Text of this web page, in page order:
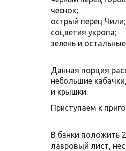
чеснок;
острый перец Чили;
соцветия укропа;
зелень и
Данная порция
небольшие
и крышки.
Приступаем к
В банки положить
лавровый лист,